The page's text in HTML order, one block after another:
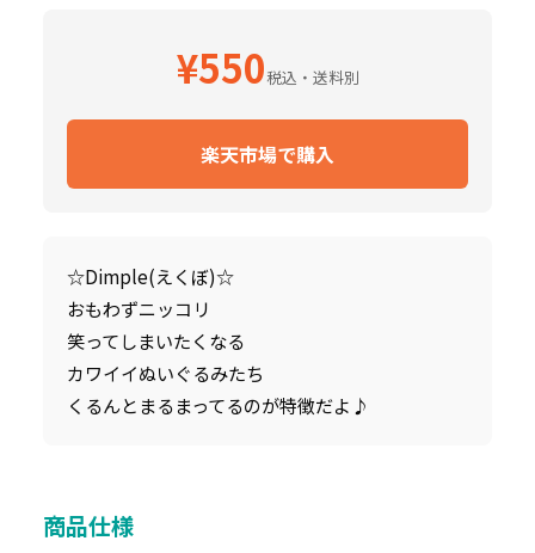
¥550税込・送料別
楽天市場で購入
☆Dimple(えくぼ)☆
おもわずニッコリ
笑ってしまいたくなる
カワイイぬいぐるみたち
くるんとまるまってるのが特徴だよ♪
商品仕様